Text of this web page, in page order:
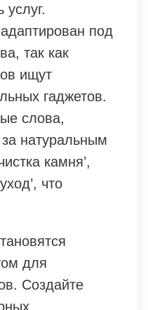
под
так как
ищут
гаджетов.
слова,
натуральным
камня’,
что
для
Создайте